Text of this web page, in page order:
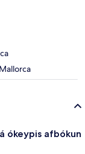
ókeypis afbókun